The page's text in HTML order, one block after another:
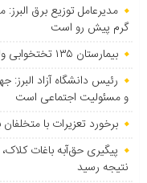
مدیرعامل توزیع برق
گرم پیش رو است
بیمارستان ۱۳۵ تختخوابی ولیعصر کمالشهر در آستانه بهره‌برداری کامل
رئیس دانشگاه آزاد
و مسئولیت اجتماعی است
برخورد تعزیرات با متخلفان بازار
پیگیری حق‌آبه باغات
نتیجه رسید